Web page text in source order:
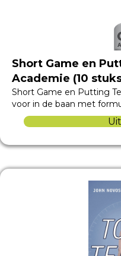
Short Game en
Academie (10
Short Game en Putting
voor in de baan met